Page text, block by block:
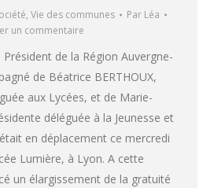
, Vie des communes Par Léa
un commentaire
Président de la Région Auvergne-
de Béatrice BERTHOUX,
aux Lycées, et de Marie-
déléguée à la Jeunesse et
en déplacement ce mercredi
Lumière, à Lyon. A cette
un élargissement de la gratuité